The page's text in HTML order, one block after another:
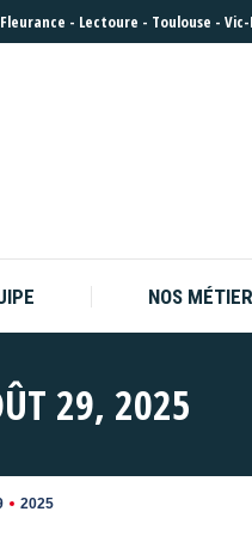
Fleurance - Lectoure - Toulouse -
NOS
29, 2025
2025
NOS